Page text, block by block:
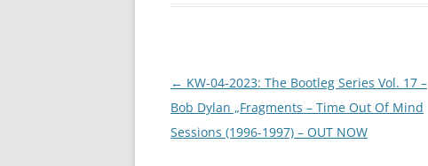
Beitragsnavigation
← KW-04-2023: The Bootleg Series Vol. 17 –
Bob Dylan „Fragments – Time Out Of Mind
Sessions (1996-1997) – OUT NOW